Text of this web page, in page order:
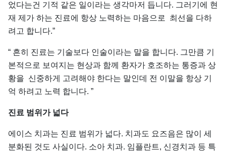
었다는건 기적 같은 일이라는 생각마저 듭니다. 그러기에 현
재 제가 하는 진료에 항상 노력하는 마음으로 최선을 다하
려고 합니다.”
“ 흔히 진료는 기술보다 인술이라는 말을 합니다. 그만큼 기
본적으로 보여지는 현상과 함께 환자가 호조하는 통증과 상
황을 신중하게 고려해야 한다는 말인데 전 이말을 항상 기
억 하려고 노력 합니다. ”
진료 범위가 넓다
에이스 치과는 진료 범위가 넓다. 치과도 요즈음은 많이 세
분화된 것도 사실이다. 소아 치과. 임플란트, 신경치과 등 특